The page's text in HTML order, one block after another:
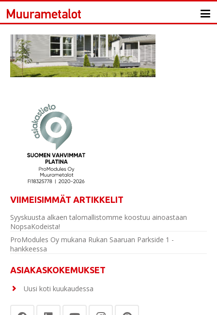
VIIMEISIMMÄT ARTIKKELIT
Syyskuusta alkaen talomallistomme koostuu ainoastaan
NopsaKodeista!
ProModules Oy mukana Rukan Saaruan Parkside 1 -
hankkeessa
ASIAKASKOKEMUKSET
Uusi koti kuukaudessa